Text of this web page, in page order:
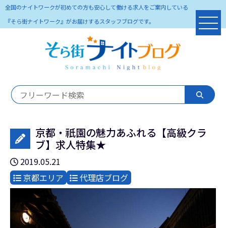
全国のナイトワークが初めての方も安心して働ける求人をご案内している
『そら街ナイトワーク』がお届けするスタッフブログです。
京都・祇園の魅力あふれる【高級クラ
ブ】求人特集★
2019.05.21
京都エリア
代理店ブログ